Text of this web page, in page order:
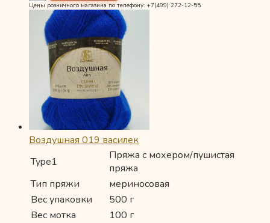
Цены розничного магазина по телефону: +7(499) 272-12-55
Воздушная 019 василек
Type1
Пряжа с мохером/пушистая
пряжа
Тип пряжи
мериносовая
Вес упаковки
500 г
Вес мотка
100 г